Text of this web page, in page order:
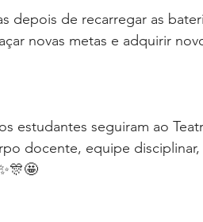
depois de recarregar as
novas metas e adquirir
estudantes seguiram ao
docente, equipe